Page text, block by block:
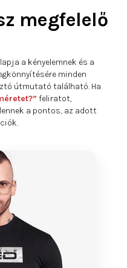
megfelelő
a kényelemnek és a
minden
útmutató található. Ha
feliratot,
a pontos, az adott